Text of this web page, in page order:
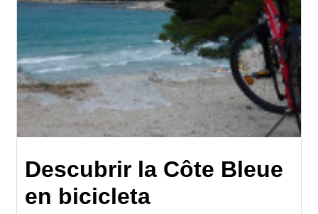
Descubrir la Côte Bleue
en bicicleta